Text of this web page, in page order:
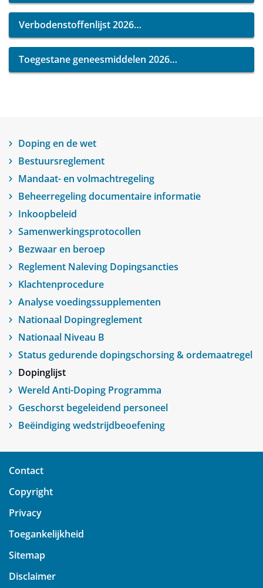
Verbodenstoffenlijst 2026
Toegestane geneesmiddelen 2026
Doping en de wet
Bestuursreglement
Mandaat- en volmachtregeling
Beheerregeling documentaire informatie
Inkoopbeleid
Samenwerkingsprotocollen
Bezwaar en beroep
Reglement Naleving Dopingsancties
Klachtenprocedure
Analyse voedingssupplementen
Nationaal Dopingreglement
Nationaal Niveau B
Status gedurende dopingschorsing & ordemaatregel
Dopinglijst
Wereld Anti-Doping Programma
Geschorst begeleidend personeel
Beëindiging wedstrijdbeoefening
Contact
Copyright
Privacy
Toegankelijkheid
Sitemap
Disclaimer